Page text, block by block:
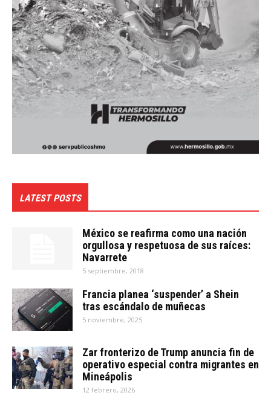
LATEST POSTS
México se reafirma como una nación
orgullosa y respetuosa de sus raíces:
Navarrete
5 septiembre, 2018
Francia planea ‘suspender’ a Shein
tras escándalo de muñecas
5 noviembre, 2025
Zar fronterizo de Trump anuncia fin de
operativo especial contra migrantes en
Mineápolis
12 febrero, 2026